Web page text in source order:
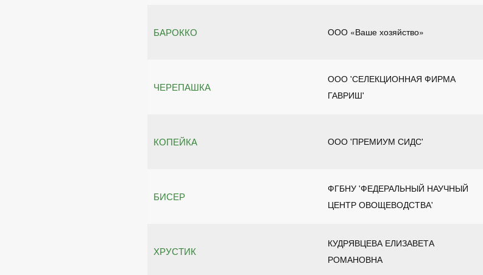
БАРОККО ООО «Ваше хозяйство»
ЧЕРЕПАШКА
ООО 'СЕЛЕКЦИОННАЯ ФИРМА
ГАВРИШ'
КОПЕЙКА ООО 'ПРЕМИУМ СИДС'
БИСЕР
ФГБНУ 'ФЕДЕРАЛЬНЫЙ НАУЧНЫЙ
ЦЕНТР ОВОЩЕВОДСТВА'
ХРУСТИК
КУДРЯВЦЕВА ЕЛИЗАВЕТА
РОМАНОВНА